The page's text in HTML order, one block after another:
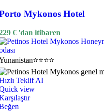
Mykonos Hotel
€ 'dan itibaren
⭐⭐⭐⭐
Teklif Al
view